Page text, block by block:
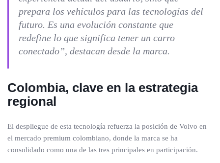
prepara los vehículos para las tecnologías del
futuro. Es una evolución constante que
redefine lo que significa tener un carro
conectado”, destacan desde la marca.
Colombia, clave en la estrategia
regional
El despliegue de esta tecnología refuerza la posición de Volvo en
el mercado premium colombiano, donde la marca se ha
consolidado como una de las tres principales en participación.